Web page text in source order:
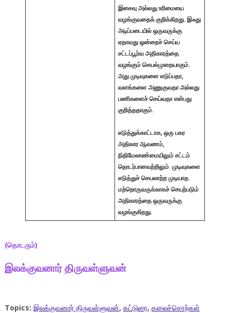
இசைவு அல்லது உரிமையை
வழங்குவதைக் குறிக்கிறது. இஃது
அடிப்படையில் ஒருவருக்கு
ஏதாவது ஒன்றைச் செய்ய
சட்டப்பூர்வ அதிகாரத்தை
வழங்கும் செயல்முறையாகும்.
அது முடிவுகளை எடுப்பதா,
வளங்களை அணுகுவதா அல்லது
பணிகளைச் செய்வதா என்பது
குறித்ததாகும்.
எடுத்துக்காட்டாக, ஒரு பகர
அதிகார ஆவணம்,
நிதிமேலாண்மையிலும் சட்டம்
தொடர்பானவற்றிலும் முடிவுகளை
எடுத்துச் செயலாற்ற முடியாத
மற்றொருவருக்காகச் செயற்படும்
அதிகாரத்தை ஒருவருக்கு
வழங்குகிறது.
(தொடரும்)
இலக்குவனார் திருவள்ளுவன்
Topics: இலக்குவனார் திருவள்ளுவன், கட்டுரை, கலைச்சொற்கள்